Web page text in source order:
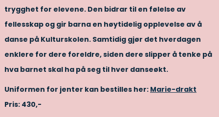
trygghet for elevene. Den bidrar til en følelse av
fellesskap og gir barna en høytidelig opplevelse av å
danse på Kulturskolen. Samtidig gjør det hverdagen
enklere for dere foreldre, siden dere slipper å tenke på
hva barnet skal ha på seg til hver danseøkt.
Uniformen for jenter kan bestilles her: Marie-drakt
Pris: 430,-